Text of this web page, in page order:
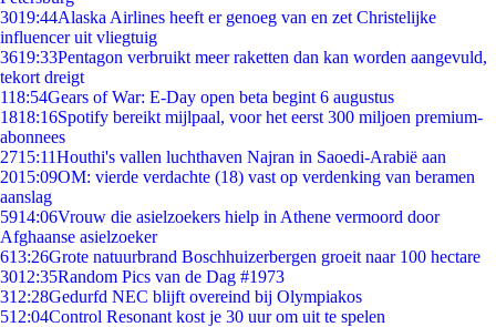
3019:44Alaska Airlines heeft er genoeg van en zet Christelijke
influencer uit vliegtuig
3619:33Pentagon verbruikt meer raketten dan kan worden aangevuld,
tekort dreigt
118:54Gears of War: E-Day open beta begint 6 augustus
1818:16Spotify bereikt mijlpaal, voor het eerst 300 miljoen premium-
abonnees
2715:11Houthi's vallen luchthaven Najran in Saoedi-Arabië aan
2015:09OM: vierde verdachte (18) vast op verdenking van beramen
aanslag
5914:06Vrouw die asielzoekers hielp in Athene vermoord door
Afghaanse asielzoeker
613:26Grote natuurbrand Boschhuizerbergen groeit naar 100 hectare
3012:35Random Pics van de Dag #1973
312:28Gedurfd NEC blijft overeind bij Olympiakos
512:04Control Resonant kost je 30 uur om uit te spelen